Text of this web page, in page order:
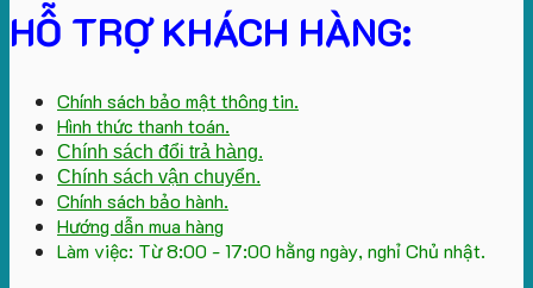
HỖ TRỢ KHÁCH HÀNG:
Chính sách bảo mật thông tin.
Hình thức thanh toán.
Chính sách đổi trả hàng.
Chính sách vận chuyển.
Chính sách bảo hành.
Hướng dẫn mua hàng
Làm việc: Từ 8:00 - 17:00 hằng ngày, nghỉ Chủ nhật.